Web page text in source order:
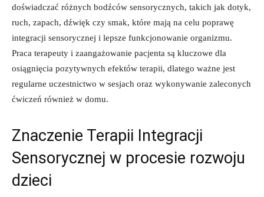
doświadczać różnych bodźców ‌sensorycznych, takich⁢ jak dotyk,
ruch, zapach,⁣ dźwięk ​czy smak,⁤ które mają na​ celu poprawę
integracji sensorycznej ⁢i lepsze funkcjonowanie organizmu.⁤
Praca⁣ terapeuty i zaangażowanie pacjenta są kluczowe dla
osiągnięcia pozytywnych efektów terapii, dlatego ważne jest
regularne uczestnictwo w sesjach oraz ​wykonywanie zaleconych⁤
ćwiczeń również ⁣w domu.
Znaczenie ‍Terapii Integracji
Sensorycznej w procesie rozwoju
dzieci